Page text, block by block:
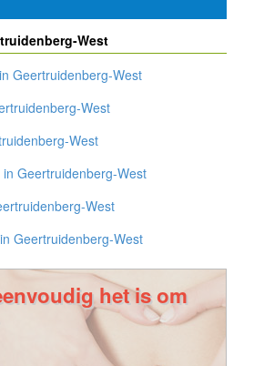
West
Geertruidenberg-West
West
West
Geertruidenberg-West
West
Geertruidenberg-West
het is om